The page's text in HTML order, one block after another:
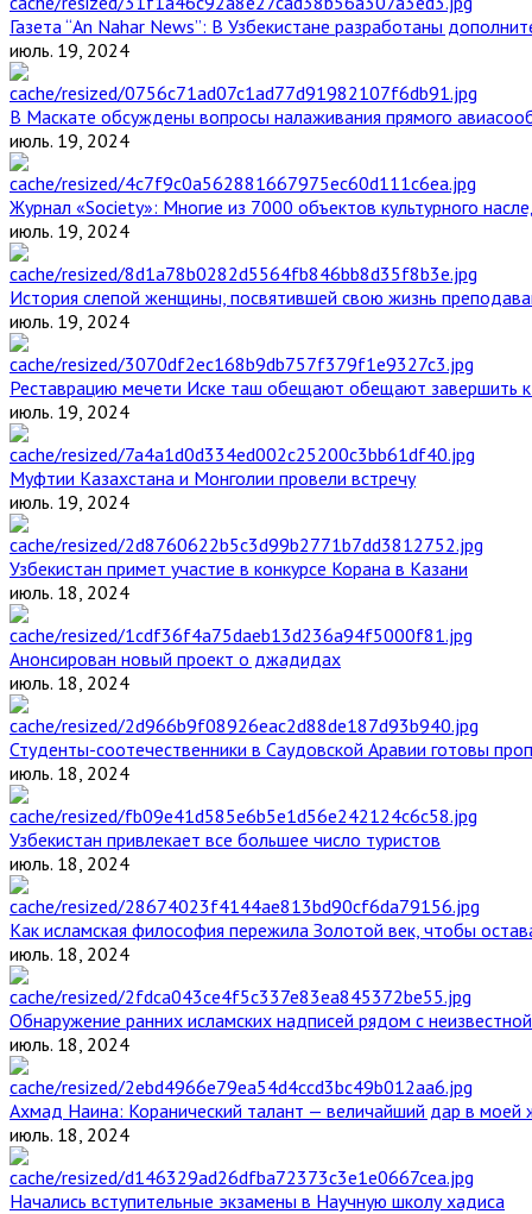
Газета “An Nahar News”: В Узбекистане разработаны
июль. 19, 2024
В Маскате обсуждены вопросы налаживания прямого
июль. 19, 2024
Журнал «Society»: Многие из 7000 объектов культурного
июль. 19, 2024
История слепой женщины, посвятившей свою жизнь
июль. 19, 2024
Реставрацию мечети Иске таш обещают обещают завершить к
июль. 19, 2024
Муфтии Казахстана и Монголии провели встречу
июль. 19, 2024
Узбекистан примет участие в конкурсе Корана в Казани
июль. 18, 2024
Анонсирован новый проект о джадидах
июль. 18, 2024
Студенты-соотечественники в Саудовской Аравии готовы
июль. 18, 2024
Узбекистан привлекает все большее число туристов
июль. 18, 2024
Как исламская философия пережила Золотой век, чтобы
июль. 18, 2024
Обнаружение ранних исламских надписей рядом с
июль. 18, 2024
Ахмад Наина: Коранический талант — величайший дар в моей
июль. 18, 2024
Начались вступительные экзамены в Научную школу хадиса